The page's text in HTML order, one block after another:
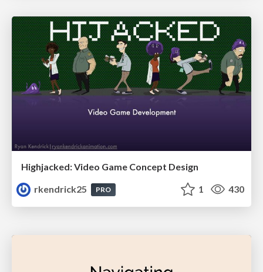
Highjacked: Video Game Concept Design
rkendrick25
PRO 1 430